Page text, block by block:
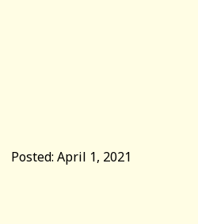
Posted: April 1, 2021